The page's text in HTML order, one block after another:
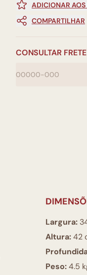
ADICIONAR AOS
COMPARTILHAR
CONSULTAR FRETE
Largura:
Altura:42
Peso:4.5